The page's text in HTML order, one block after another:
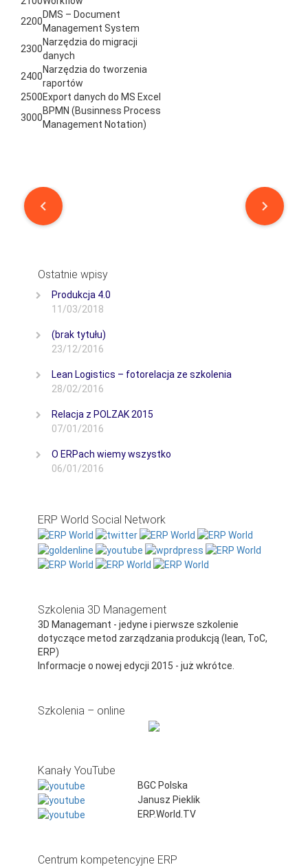
2200
DMS – Document
Management System
2300
Narzędzia do migracji
danych
2400
Narzędzia do tworzenia
raportów
2500Export danych do MS Excel
3000
BPMN (Businness Process
Management Notation)
Post
Ostatnie wpisy
Produkcja 4.0
11/03/2018
(brak tytułu)
23/12/2016
Lean Logistics – fotorelacja ze szkolenia
28/02/2016
Relacja z POLZAK 2015
07/01/2016
O ERPach wiemy wszystko
06/01/2016
ERP World Social Network
Szkolenia 3D Management
3D Managemant - jedyne i pierwsze szkolenie
dotyczące metod zarządzania produkcją (lean, ToC,
ERP)
Informacje o nowej edycji 2015 - już wkrótce.
Szkolenia – online
Kanały YouTube
BGC Polska
Janusz Pieklik
ERP.World.TV
Centrum kompetencyjne ERP